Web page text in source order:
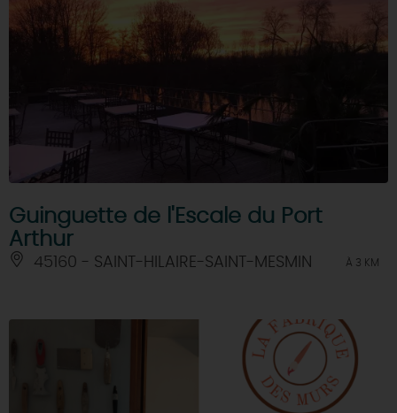
Guinguette de l'Escale du Port
Arthur
45160 - SAINT-HILAIRE-SAINT-MESMIN À 3 KM